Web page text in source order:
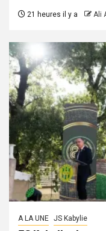
21 heures il y a Ali
A LA UNE JS Kabylie